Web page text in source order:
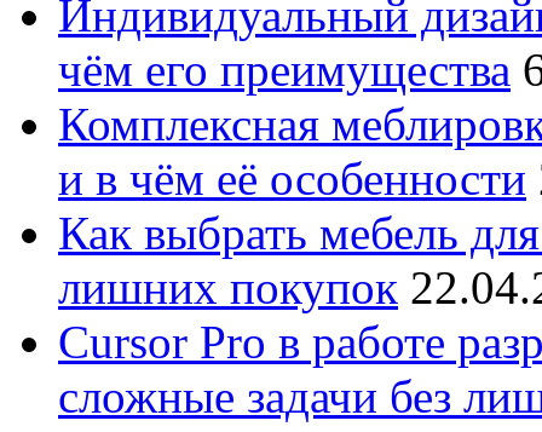
Индивидуальный
чём его преимущества
Комплексная
и в чём её особенности
Как выбрать мебель
лишних покупок
Cursor Pro в работе
сложные задачи без